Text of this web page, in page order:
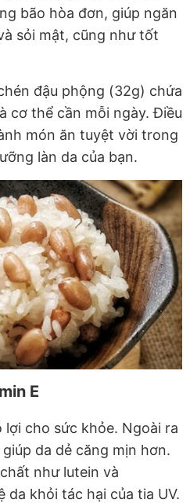
bão hòa đơn, giúp ngăn
sỏi mật, cũng như tốt
đậu phộng (32g) chứa
cơ thể cần mỗi ngày. Điều
món ăn tuyệt vời trong
làn da của bạn.
E
cho sức khỏe. Ngoài ra
da dẻ căng mịn hơn.
như lutein và
da khỏi tác hại của tia UV.